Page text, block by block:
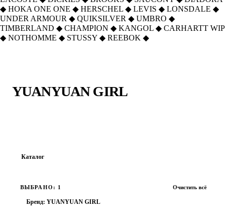
◆ HOKA ONE ONE ◆ HERSCHEL ◆ LEVIS ◆ LONSDALE ◆
UNDER ARMOUR ◆ QUIKSILVER ◆ UMBRO ◆
TIMBERLAND ◆ CHAMPION ◆ KANGOL ◆ CARHARTT WIP
◆ NOTHOMME ◆ STUSSY ◆ REEBOK ◆
YUANYUAN GIRL
Каталог
ВЫБРАНО: 1 Очистить всё
Бренд: YUANYUAN GIRL